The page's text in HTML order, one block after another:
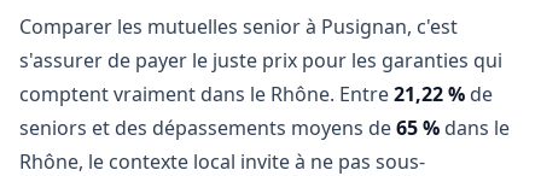
Comparer les mutuelles senior à Pusignan, c'est
s'assurer de payer le juste prix pour les garanties qui
comptent vraiment dans le Rhône. Entre21,22 % de
seniors et des dépassements moyens de65 % dans le
Rhône, le contexte local invite à ne pas sous-